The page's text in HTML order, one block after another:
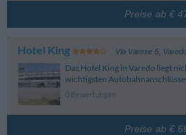
Via Don Oreste Moretti, 10 - Cesate
Piazza Stazione, 4 - Meda
Preise ab €
Hotel King Via Varese 5,
Das Hotel King in Varedo liegt
wichtigsten
0 Bewertungen
Preise ab €